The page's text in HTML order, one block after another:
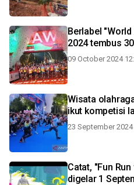
Berlabel
2024 tembus
09 October 2024
Wisata
ikut kompetisi
23 September 2024
Catat, "Fun
digelar 1